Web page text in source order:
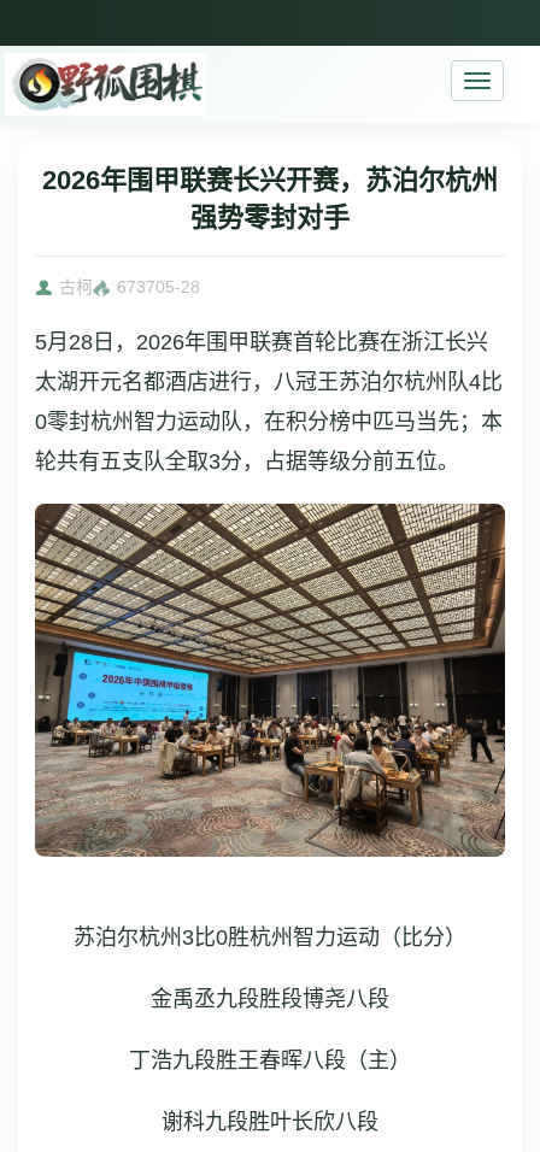
Toggle
2026年围甲联赛长兴开赛，苏泊尔杭州
强势零封对手
古柯 673705-28
5月28日，2026年围甲联赛首轮比赛在浙江长兴
太湖开元名都酒店进行，八冠王苏泊尔杭州队4比
0零封杭州智力运动队，在积分榜中匹马当先；本
轮共有五支队全取3分，占据等级分前五位。
苏泊尔杭州3比0胜杭州智力运动 （比分）
金禹丞九段胜段博尧八段
丁浩九段胜王春晖八段（主）
谢科九段胜叶长欣八段